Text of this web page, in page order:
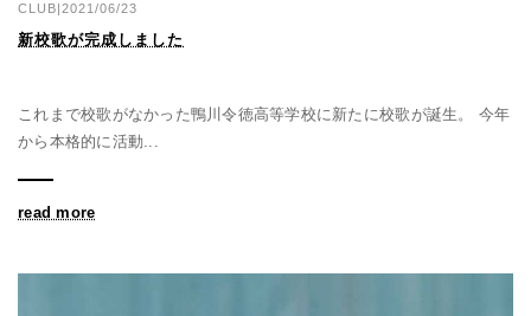
CLUB|2021/06/23
新校歌が完成しました
これまで校歌がなかった鴨川令徳高等学校に新たに校歌が誕生。 今年
から本格的に活動...
read more